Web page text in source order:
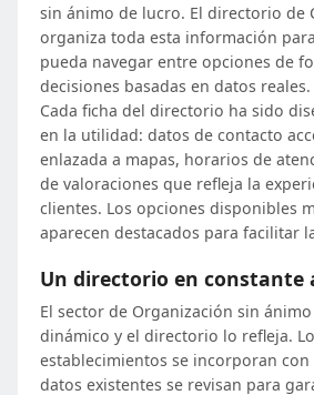
sin ánimo de lucro. El directorio de
organiza toda esta información
pueda navegar entre opciones de
decisiones basadas en datos reales.
Cada ficha del directorio ha sido
en la utilidad: datos de contacto
enlazada a mapas, horarios de
de valoraciones que refleja la
clientes. Los opciones disponibles
aparecen destacados para facilitar
Un directorio en constante
El sector de Organización sin
dinámico y el directorio lo refleja.
establecimientos se incorporan
datos existentes se revisan para